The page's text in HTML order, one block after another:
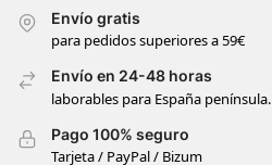
Envío gratis
para pedidos superiores a 59€
Envío en 24-48 horas
laborables para España península.
Pago 100% seguro
Tarjeta / PayPal / Bizum